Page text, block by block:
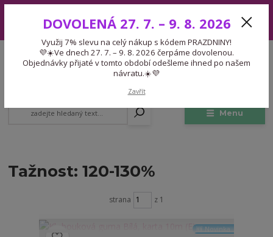
7. – 9. 8. 2026 čerpáme dovolenou. Objednávky přijaté v tomto období
odešleme ihned po našem návratu.☀️💜
Menu
CZK
Expedice 775 866 913
Po-Čt 9-15:30 Pá 9-14:30 Pauza 13-13:45
Tažnost: 120-130%
strana z 1
🆕 Novinka
DOVOLENÁ 27. 7. – 9. 8. 2026
Využij 7% slevu na celý nákup s kódem PRAZDNINY!
💜☀️Ve dnech 27. 7. – 9. 8. 2026 čerpáme dovolenou.
Objednávky přijaté v tomto období odešleme ihned po našem
návratu.☀️💜
Zavřít